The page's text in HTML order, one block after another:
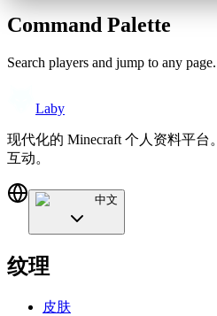
Command Palette
Search players and jump to any page.
Laby
现代化的 Minecraft 个人资料平
互动。
中文
纹理
皮肤